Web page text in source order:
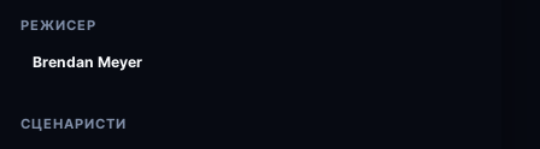
РЕЖИСЕР
Brendan Meyer
СЦЕНАРИСТИ